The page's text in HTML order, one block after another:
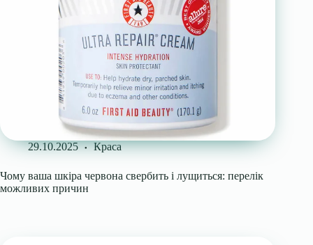
29.10.2025 Краса
Чому ваша шкіра червона свербить і лущиться: перелік
можливих причин